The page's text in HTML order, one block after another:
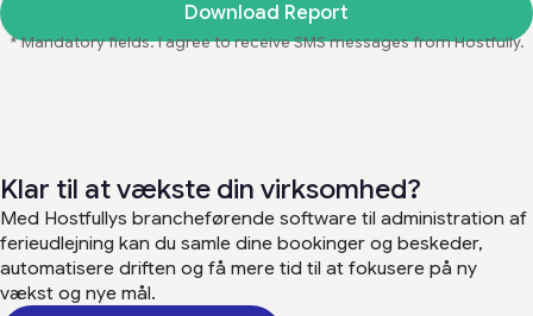
Download Report
* Mandatory fields. I agree to receive SMS messages from Hostfully.
Klar til at vækste din virksomhed?
Med Hostfullys brancheførende software til administration af
ferieudlejning kan du samle dine bookinger og beskeder,
automatisere driften og få mere tid til at fokusere på ny
vækst og nye mål.